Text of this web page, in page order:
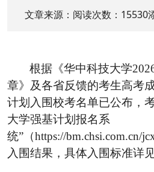
文章来源： 阅读次数： 15530
根据《华中科技大学
章》及各省反馈的考生高考
计划入围校考名单已公布，
大学强基计划报名系
统” （https://bm.chsi.com.cn/
入围结果，具体入围标准详见